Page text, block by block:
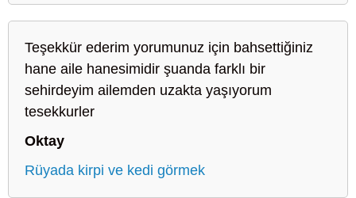
Teşekkür ederim yorumunuz için bahsettiğiniz
hane aile hanesimidir şuanda farklı bir
sehirdeyim ailemden uzakta yaşıyorum
tesekkurler
Oktay
Rüyada kirpi ve kedi görmek